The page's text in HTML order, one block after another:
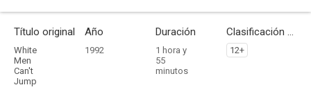
Título original
White
Men
Can't
Jump
Año
1992
Duración
1 hora y
55
minutos
Clasificación por edades
12+